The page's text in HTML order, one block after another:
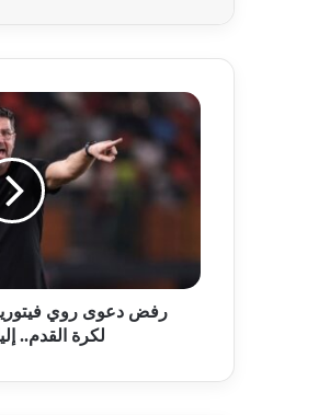
رفض دعوى روي
لكرة القدم..